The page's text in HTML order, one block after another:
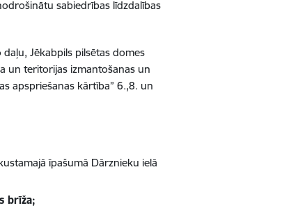
sabiedrības līdzdalības
Jēkabpils pilsētas domes
un teritorijas izmantošanas un
apspriešanas kārtība” 6.,8. un
īpašumā Dārznieku ielā
brīža;